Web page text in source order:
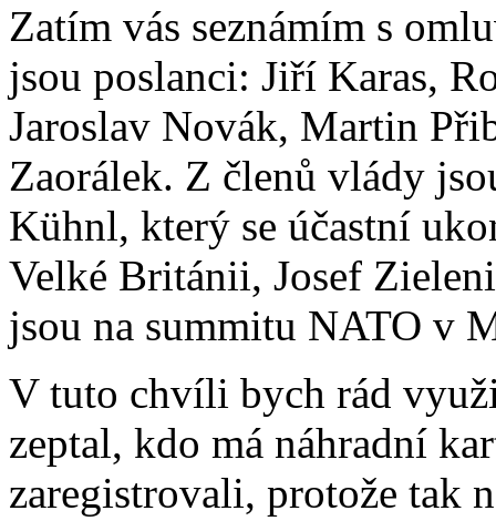
Zatím vás seznámím s
jsou poslanci: Jiří Karas,
Jaroslav Novák, Martin
Zaorálek. Z členů vlády
Kühnl, který se účastní
Velké Británii, Josef
jsou na summitu NATO v
V tuto chvíli bych rád
zeptal, kdo má náhradní
zaregistrovali, protože tak